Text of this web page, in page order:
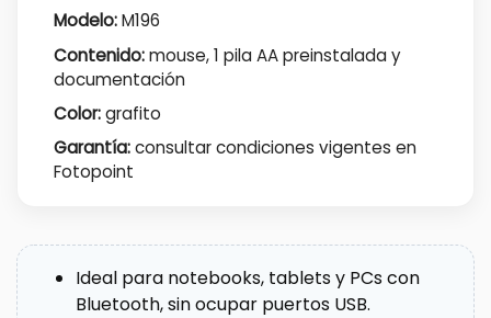
Modelo:M196
Contenido:mouse, 1 pila AA preinstalada y
documentación
Color:grafito
Garantía:consultar condiciones vigentes en
Fotopoint
Ideal para notebooks, tablets y PCs con
Bluetooth, sin ocupar puertos USB.